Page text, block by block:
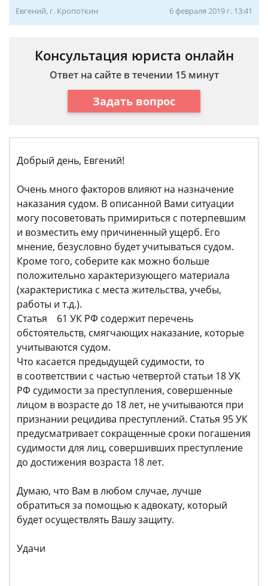
Евгений, г. Кропоткин 6 февраля 2019 г. 13:41
Консультация юриста онлайн
Ответ на сайте в течении 15 минут
Задать вопрос
Добрый день, Евгений!
Очень много факторов влияют на назначение
наказания судом. В описанной Вами ситуации
могу посоветовать примириться с потерпевшим
и возместить ему причиненный ущерб. Его
мнение, безусловно будет учитываться судом.
Кроме того, соберите как можно больше
положительно характеризующего материала
(характеристика с места жительства, учебы,
работы и т.д.).
Статья 61 УК РФ содержит перечень
обстоятельств, смягчающих наказание, которые
учитываются судом.
Что касается предыдущей судимости, то
в соответствии с частью четвертой статьи 18 УК
РФ судимости за преступления, совершенные
лицом в возрасте до 18 лет, не учитываются при
признании рецидива преступлений. Статья 95 УК
предусматривает сокращенные сроки погашения
судимости для лиц, совершивших преступление
до достижения возраста 18 лет.
Думаю, что Вам в любом случае, лучше
обратиться за помощью к адвокату, который
будет осуществлять Вашу защиту.
Удачи